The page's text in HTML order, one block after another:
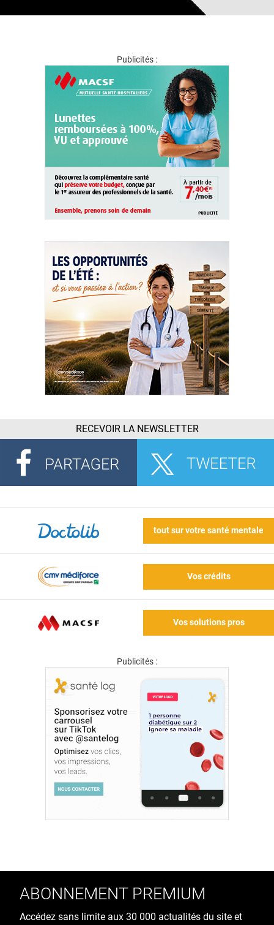
Publicités :
RECEVOIR LA NEWSLETTER
tout sur votre santé mentale
Vos crédits
Vos solutions pros
Publicités :
ABONNEMENT PREMIUM
Accédez sans limite aux 30 000 actualités du site et